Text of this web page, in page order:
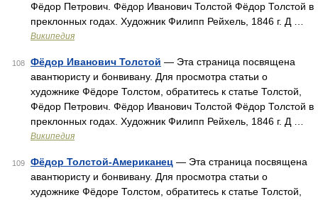
Фёдор Петрович. Фёдор Иванович Толстой Фёдор Толстой в
преклонных годах. Художник Филипп Рейхель, 1846 г. Д …
Википедия
108 Фёдор Иванович Толстой — Эта страница посвящена
авантюристу и бонвивану. Для просмотра статьи о
художнике Фёдоре Толстом, обратитесь к статье Толстой,
Фёдор Петрович. Фёдор Иванович Толстой Фёдор Толстой в
преклонных годах. Художник Филипп Рейхель, 1846 г. Д …
Википедия
109 Фёдор Толстой-Американец — Эта страница посвящена
авантюристу и бонвивану. Для просмотра статьи о
художнике Фёдоре Толстом, обратитесь к статье Толстой,